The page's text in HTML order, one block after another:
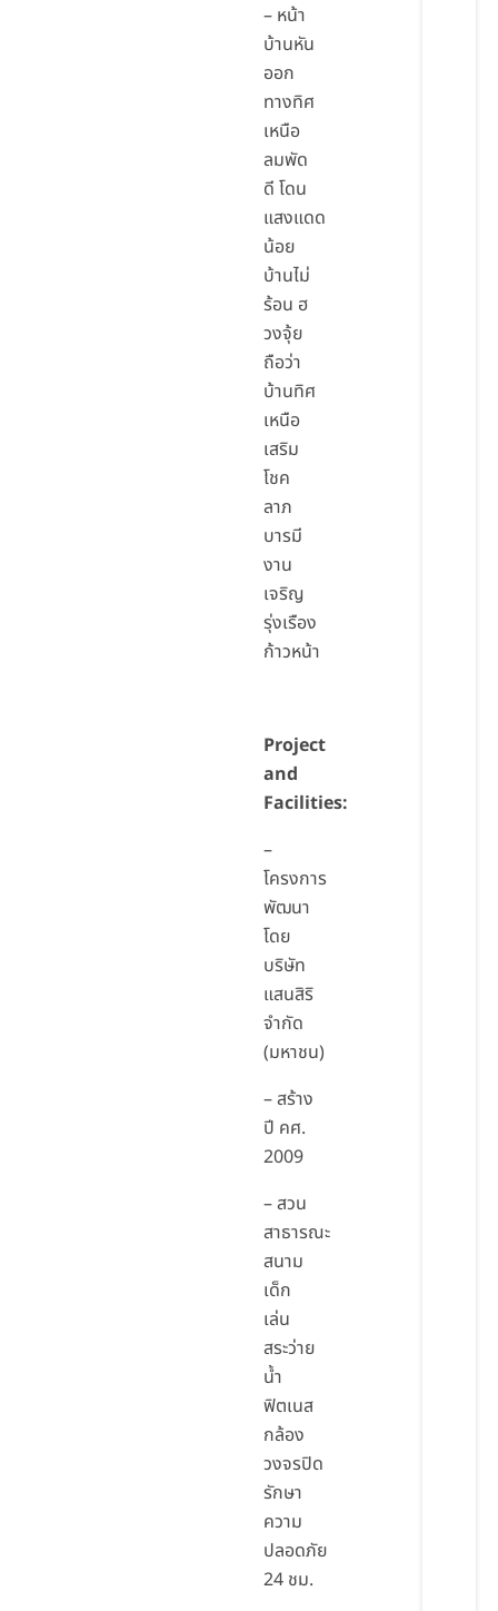
– หน้า
บ้านหัน
ออก
ทางทิศ
เหนือ
ลมพัด
ดี โดน
แสงแดด
น้อย
บ้านไม่
ร้อน ฮ
วงจุ้ย
ถือว่า
บ้านทิศ
เหนือ
เสริม
โชค
ลาภ
บารมี
งาน
เจริญ
รุ่งเรือง
ก้าวหน้า
Project
and
Facilities:
–
โครงการ
พัฒนา
โดย
บริษัท
แสนสิริ
จำกัด
(มหาชน)
– สร้าง
ปี คศ.
2009
– สวน
สาธารณะ
สนาม
เด็ก
เล่น
สระว่าย
น้ำ
ฟิตเนส
กล้อง
วงจรปิด
รักษา
ความ
ปลอดภัย
24 ชม.